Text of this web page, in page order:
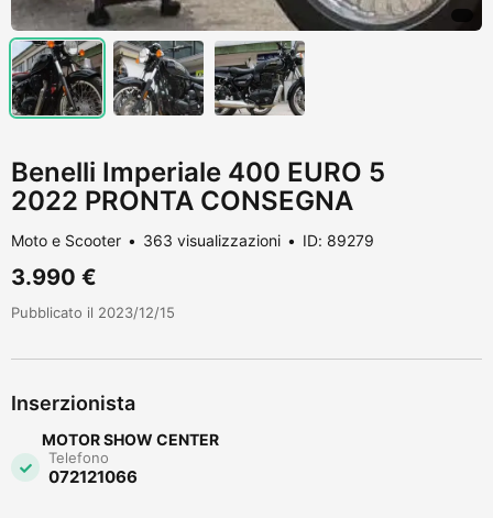
Benelli Imperiale 400 EURO 5
2022 PRONTA CONSEGNA
Moto e Scooter 363 visualizzazioni ID: 89279
3.990 €
Pubblicato il 2023/12/15
Inserzionista
MOTOR SHOW CENTER
Telefono
072121066